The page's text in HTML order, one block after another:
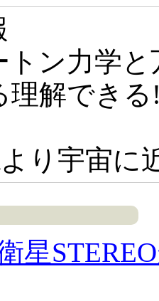
トン力学
理解でき
より宇宙に
星